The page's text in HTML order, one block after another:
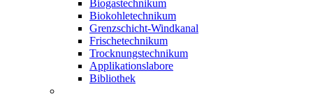
Biogastechnikum
Biokohletechnikum
Grenzschicht-Windkanal
Frischetechnikum
Trocknungstechnikum
Applikationslabore
Bibliothek